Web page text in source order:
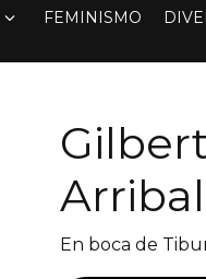
FEMINISMO
En boca de